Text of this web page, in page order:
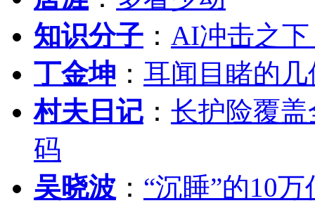
知识分子 ： AI冲击之
丁金坤 ： 耳闻目睹的
村夫日记 ： 长护险覆
码
吴晓波 ： “沉睡”的10